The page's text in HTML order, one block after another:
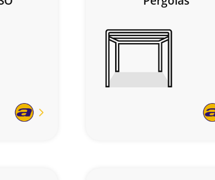
En